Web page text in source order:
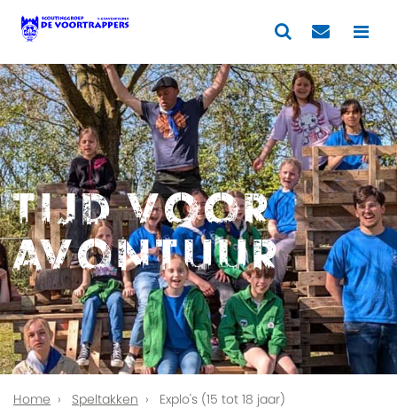
Tijd voor
avontuur
Home Speltakken Explo's (15 tot 18 jaar)